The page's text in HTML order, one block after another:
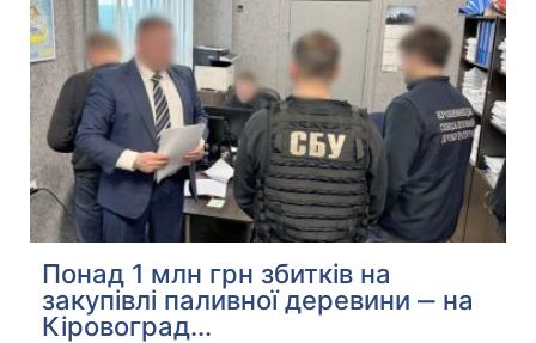
Понад 1 млн грн збитків на
закупівлі паливної деревини ‒ на
Кіровоград...